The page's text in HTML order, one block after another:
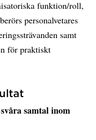
funktion/roll,
personalvetares
samt
för praktiskt
samtal inom